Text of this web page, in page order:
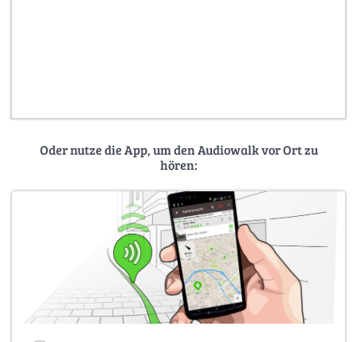
Oder nutze die App, um den Audiowalk vor Ort zu
hören: